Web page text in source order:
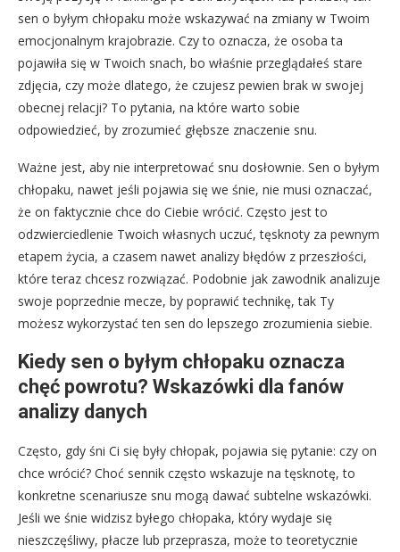
sen o byłym chłopaku może wskazywać na zmiany w Twoim
emocjonalnym krajobrazie. Czy to oznacza, że osoba ta
pojawiła się w Twoich snach, bo właśnie przeglądałeś stare
zdjęcia, czy może dlatego, że czujesz pewien brak w swojej
obecnej relacji? To pytania, na które warto sobie
odpowiedzieć, by zrozumieć głębsze znaczenie snu.
Ważne jest, aby nie interpretować snu dosłownie. Sen o byłym
chłopaku, nawet jeśli pojawia się we śnie, nie musi oznaczać,
że on faktycznie chce do Ciebie wrócić. Często jest to
odzwierciedlenie Twoich własnych uczuć, tęsknoty za pewnym
etapem życia, a czasem nawet analizy błędów z przeszłości,
które teraz chcesz rozwiązać. Podobnie jak zawodnik analizuje
swoje poprzednie mecze, by poprawić technikę, tak Ty
możesz wykorzystać ten sen do lepszego zrozumienia siebie.
Kiedy sen o byłym chłopaku oznacza
chęć powrotu? Wskazówki dla fanów
analizy danych
Często, gdy śni Ci się były chłopak, pojawia się pytanie: czy on
chce wrócić? Choć sennik często wskazuje na tęsknotę, to
konkretne scenariusze snu mogą dawać subtelne wskazówki.
Jeśli we śnie widzisz byłego chłopaka, który wydaje się
nieszczęśliwy, płacze lub przeprasza, może to teoretycznie